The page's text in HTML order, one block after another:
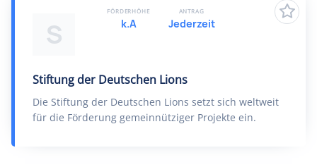
S
Stiftung der Deutschen Lions
Die Stiftung der Deutschen Lions setzt sich weltweit
für die Förderung gemeinnütziger Projekte ein.
FÖRDERHÖHE
k.A
ANTRAG
Jederzeit